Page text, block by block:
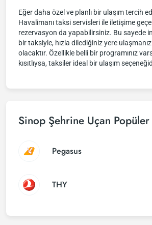
Eğer daha özel ve planlı bir ulaşım tercih
Havalimanı taksi servisleri ile iletişime
rezervasyon da yapabilirsiniz. Bu sayede
bir taksiyle, hızla dilediğiniz yere
olacaktır. Özellikle belli bir programınız
kısıtlıysa, taksiler ideal bir ulaşım
Sinop Şehrine Uçan
Pegasus
THY